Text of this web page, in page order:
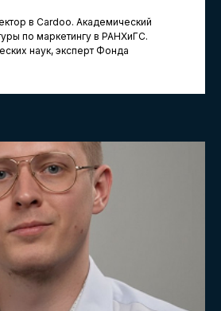
в Cardoo. Академический
по маркетингу в РАНХиГС.
наук, эксперт Фонда